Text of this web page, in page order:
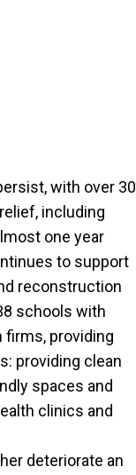
with over 30
including
one year
to support
reconstruction
schools with
providing
providing clean
spaces and
clinics and
deteriorate an